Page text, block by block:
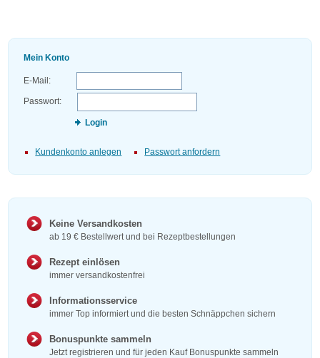
Mein Konto
E-Mail:
Passwort:
Login
Kundenkonto anlegen Passwort anfordern
Keine Versandkosten
ab 19 € Bestellwert und bei Rezeptbestellungen
Rezept einlösen
immer versandkostenfrei
Informationsservice
immer Top informiert und die besten Schnäppchen sichern
Bonuspunkte sammeln
Jetzt registrieren und für jeden Kauf Bonuspunkte sammeln